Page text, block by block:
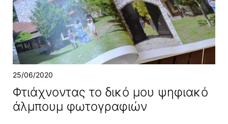
25/06/2020
Φτιάχνοντας το δικό μου ψηφιακό
άλμπουμ φωτογραφιών